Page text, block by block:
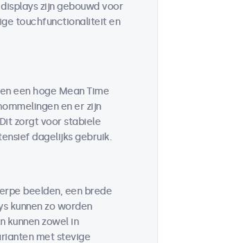
zijn gebouwd voor
touchfunctionaliteit en
een hoge Mean Time
en er zijn
zorgt voor stabiele
dagelijks gebruik.
beelden, een brede
kunnen zo worden
kunnen zowel in
met stevige